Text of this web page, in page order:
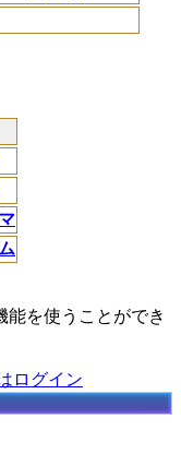
能を使うことができ
ログイン